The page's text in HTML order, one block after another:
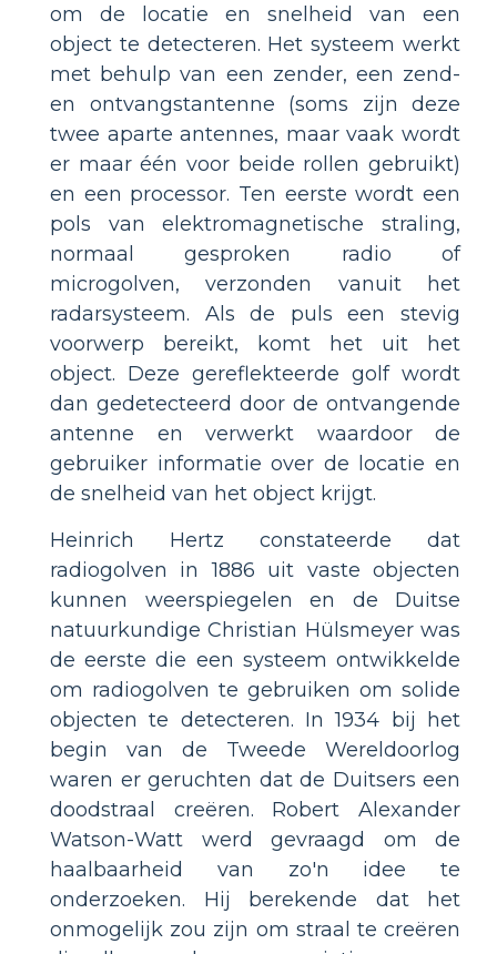
om de locatie en snelheid van een
object te detecteren. Het systeem werkt
met behulp van een zender, een zend-
en ontvangstantenne (soms zijn deze
twee aparte antennes, maar vaak wordt
er maar één voor beide rollen gebruikt)
en een processor. Ten eerste wordt een
pols van elektromagnetische straling,
normaal gesproken radio of
microgolven, verzonden vanuit het
radarsysteem. Als de puls een stevig
voorwerp bereikt, komt het uit het
object. Deze gereflekteerde golf wordt
dan gedetecteerd door de ontvangende
antenne en verwerkt waardoor de
gebruiker informatie over de locatie en
de snelheid van het object krijgt.
Heinrich Hertz constateerde dat
radiogolven in 1886 uit vaste objecten
kunnen weerspiegelen en de Duitse
natuurkundige Christian Hülsmeyer was
de eerste die een systeem ontwikkelde
om radiogolven te gebruiken om solide
objecten te detecteren. In 1934 bij het
begin van de Tweede Wereldoorlog
waren er geruchten dat de Duitsers een
doodstraal creëren. Robert Alexander
Watson-Watt werd gevraagd om de
haalbaarheid van zo'n idee te
onderzoeken. Hij berekende dat het
onmogelijk zou zijn om straal te creëren